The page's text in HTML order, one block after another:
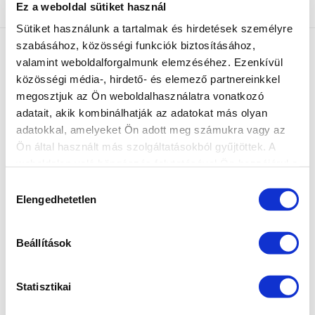
Ez a weboldal sütiket használ
Sütiket használunk a tartalmak és hirdetések személyre
szabásához, közösségi funkciók biztosításához,
valamint weboldalforgalmunk elemzéséhez. Ezenkívül
közösségi média-, hirdető- és elemező partnereinkkel
megosztjuk az Ön weboldalhasználatra vonatkozó
adatait, akik kombinálhatják az adatokat más olyan
adatokkal, amelyeket Ön adott meg számukra vagy az
Ön által használt más szolgáltatásokból gyűjtöttek. A
kiválasztása
Elengedhetetlen
Beállítások
Statisztikai
MARILYNAILS, A ZSELÉ SPECIALISTA: Modern és
megbízható zselék és gél lakkok azoknak a
“Zselék szeretettel” - Marilyntől Neked.